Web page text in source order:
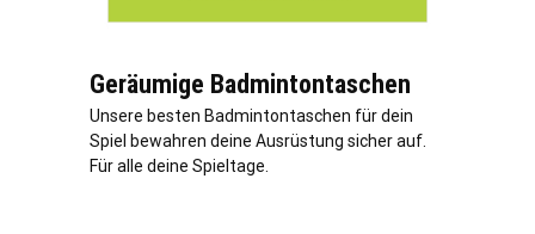
Geräumige Badmintontaschen
Unsere besten Badmintontaschen für dein
Spiel bewahren deine Ausrüstung sicher auf.
Für alle deine Spieltage.